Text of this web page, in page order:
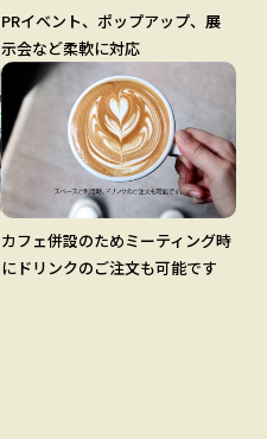
PRイベント、ポップアップ、展
示会など柔軟に対応
カフェ併設のためミーティング時
にドリンクのご注文も可能です